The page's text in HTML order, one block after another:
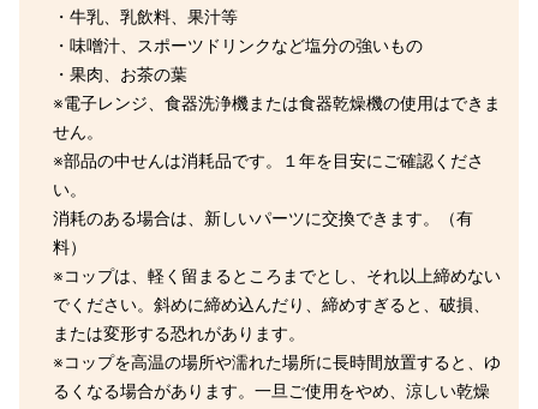
・牛乳、乳飲料、果汁等
・味噌汁、スポーツドリンクなど塩分の強いもの
・果肉、お茶の葉
※電子レンジ、食器洗浄機または食器乾燥機の使用はできま
せん。
※部品の中せんは消耗品です。１年を目安にご確認くださ
い。
消耗のある場合は、新しいパーツに交換できます。（有
料）
※コップは、軽く留まるところまでとし、それ以上締めない
でください。斜めに締め込んだり、締めすぎると、破損、
または変形する恐れがあります。
※コップを高温の場所や濡れた場所に長時間放置すると、ゆ
るくなる場合があります。一旦ご使用をやめ、涼しい乾燥